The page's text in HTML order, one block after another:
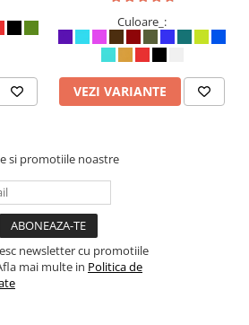
Culoare_:
VEZI VARIANTE
si promotiile noastre
newsletter cu promotiile
mai multe in Politica de